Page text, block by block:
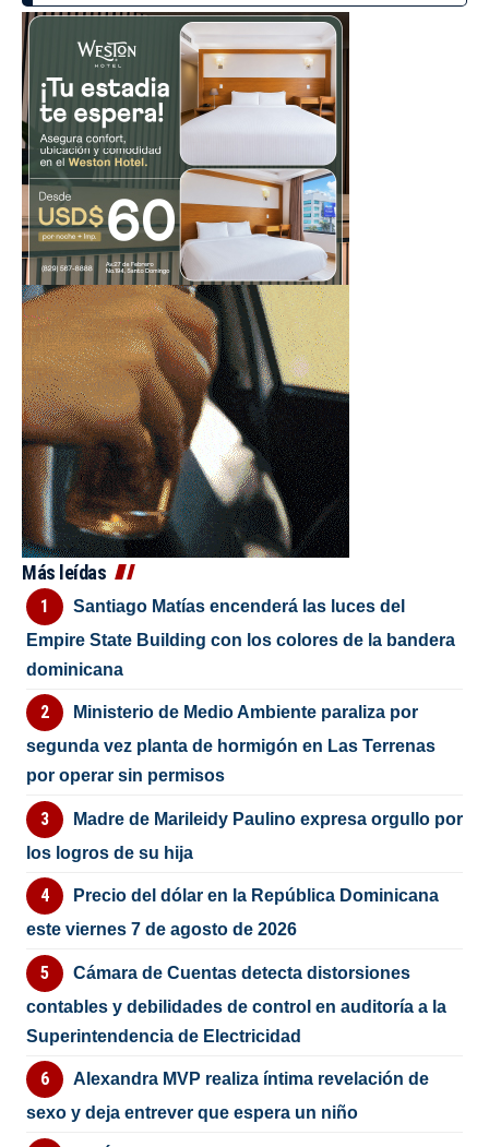
Más leídas
Santiago Matías encenderá las luces del
Empire State Building con los colores de la bandera
dominicana
Ministerio de Medio Ambiente paraliza por
segunda vez planta de hormigón en Las Terrenas
por operar sin permisos
Madre de Marileidy Paulino expresa orgullo por
los logros de su hija
Precio del dólar en la República Dominicana
este viernes 7 de agosto de 2026
Cámara de Cuentas detecta distorsiones
contables y debilidades de control en auditoría a la
Superintendencia de Electricidad
Alexandra MVP realiza íntima revelación de
sexo y deja entrever que espera un niño